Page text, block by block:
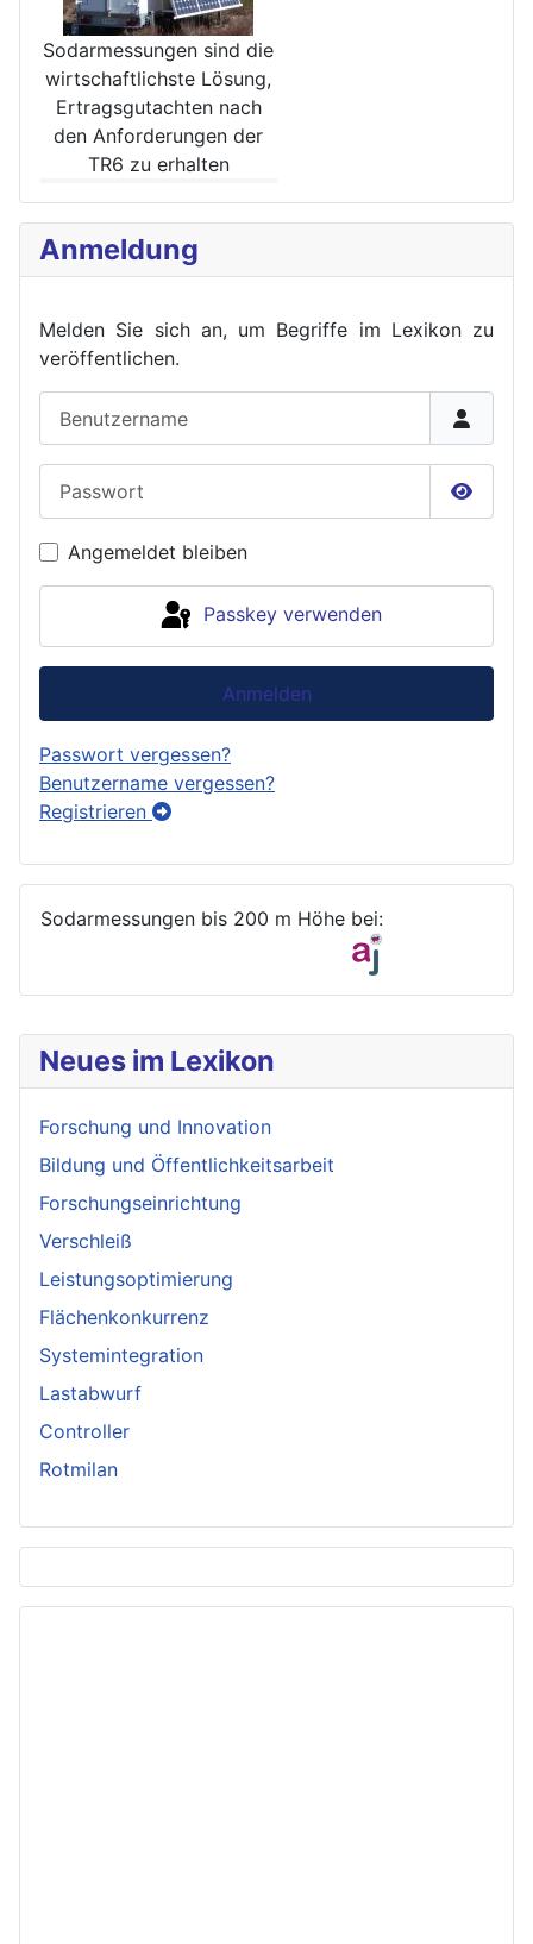
Neues im Lexikon
Forschung und Innovation
Bildung und Öffentlichkeitsarbeit
Forschungseinrichtung
Verschleiß
Leistungsoptimierung
Flächenkonkurrenz
Systemintegration
Lastabwurf
Controller
Rotmilan
Sodarmessungen sind die
wirt­schaftlichste Lösung,
Ertrags­gutachten nach
den Anforde­rungen der
TR6 zu erhalten
Anmeldung
Melden Sie sich an, um Begriffe im Lexikon zu
veröffentlichen.
Angemeldet bleiben
Passkey verwenden
Anmelden
Passwort vergessen?
Benutzername vergessen?
Registrieren
Sodarmessungen bis 200 m Höhe bei: